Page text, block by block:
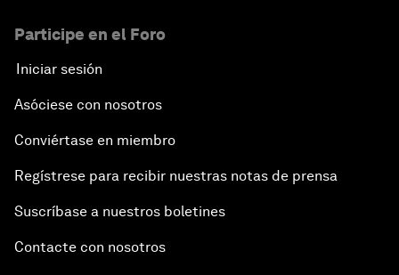
Participe en el Foro
Iniciar sesión
Asóciese con nosotros
Conviértase en miembro
Regístrese para recibir nuestras notas de prensa
Suscríbase a nuestros boletines
Contacte con nosotros